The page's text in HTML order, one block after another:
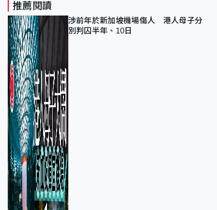
推薦閱讀
涉前年於新加坡機場傷人 港人母子分
別判囚半年、10日